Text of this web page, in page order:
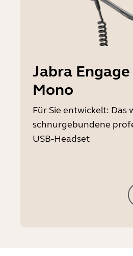
Jabra
Mono
Für Sie entwickelt: Das
schnurgebundene
USB-Headset